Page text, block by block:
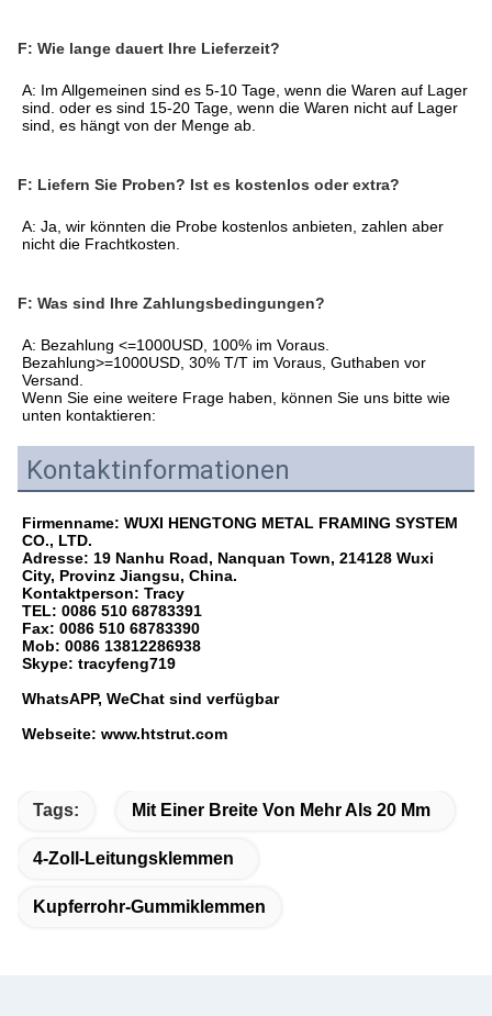
F: Wie lange dauert Ihre Lieferzeit?
A: Im Allgemeinen sind es 5-10 Tage, wenn die Waren auf Lager
sind. oder es sind 15-20 Tage, wenn die Waren nicht auf Lager
sind, es hängt von der Menge ab.
F: Liefern Sie Proben? Ist es kostenlos oder extra?
A: Ja, wir könnten die Probe kostenlos anbieten, zahlen aber
nicht die Frachtkosten.
F: Was sind Ihre Zahlungsbedingungen?
A: Bezahlung <=1000USD, 100% im Voraus.
Bezahlung>=1000USD, 30% T/T im Voraus, Guthaben vor
Versand.
Wenn Sie eine weitere Frage haben, können Sie uns bitte wie
unten kontaktieren:
Kontaktinformationen
Firmenname: WUXI HENGTONG METAL FRAMING SYSTEM
CO., LTD.
Adresse: 19 Nanhu Road, Nanquan Town, 214128 Wuxi
City, Provinz Jiangsu, China.
Kontaktperson: Tracy
TEL: 0086 510 68783391
Fax: 0086 510 68783390
Mob: 0086 13812286938
Skype: tracyfeng719
WhatsAPP, WeChat sind verfügbar
Webseite: www.htstrut.com
Tags: Mit Einer Breite Von Mehr Als 20 Mm
4-Zoll-Leitungsklemmen
Kupferrohr-Gummiklemmen